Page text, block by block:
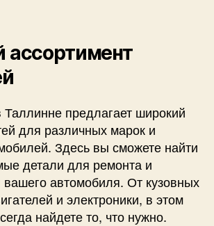
Таллинне предлагает широкий
для различных марок и
Здесь вы сможете найти
детали для ремонта и
автомобиля. От кузовных
и электроники, в этом
найдете то, что нужно.